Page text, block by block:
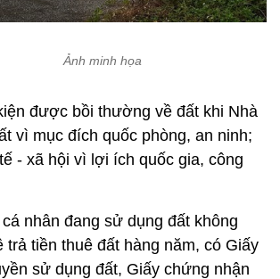
Ảnh minh họa
được bồi thường về đất khi Nhà
vì mục đích quốc phòng, an ninh;
- xã hội vì lợi ích quốc gia, công
nhân đang sử dụng đất không
trả tiền thuê đất hàng năm, có Giấy
sử dụng đất, Giấy chứng nhận